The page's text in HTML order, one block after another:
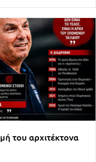
του αρχιτέκτονα